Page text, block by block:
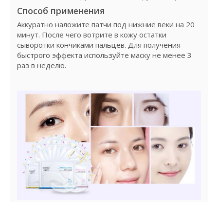
Способ применения
Аккуратно наложите патчи под нижние веки на 20
минут. После чего вотрите в кожу остатки
сыворотки кончиками пальцев. Для получения
быстрого эффекта используйте маску не менее 3
раз в неделю.